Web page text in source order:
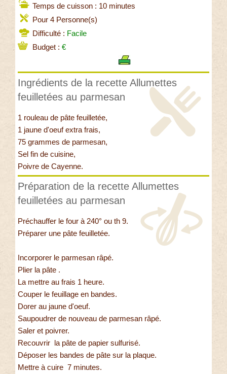
Temps de cuisson : 10 minutes
Pour 4 Personne(s)
Difficulté : Facile
Budget : €
Ingrédients de la recette Allumettes
feuilletées au parmesan
1 rouleau de pâte feuilletée,
1 jaune d'oeuf extra frais,
75 grammes de parmesan,
Sel fin de cuisine,
Poivre de Cayenne.
Préparation de la recette Allumettes
feuilletées au parmesan
Préchauffer le four à 240° ou th 9.
Préparer une pâte feuilletée.
Incorporer le parmesan râpé.
Plier la pâte .
La mettre au frais 1 heure.
Couper le feuillage en bandes.
Dorer au jaune d'oeuf.
Saupoudrer de nouveau de parmesan râpé.
Saler et poivrer.
Recouvrir la pâte de papier sulfurisé.
Déposer les bandes de pâte sur la plaque.
Mettre à cuire 7 minutes.